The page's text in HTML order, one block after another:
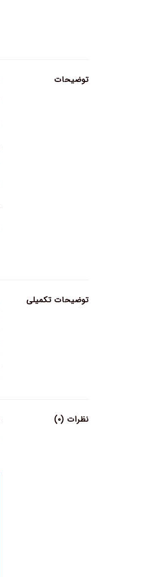
توضیحات
توضیحات تکمیلی
نظرات (۰)